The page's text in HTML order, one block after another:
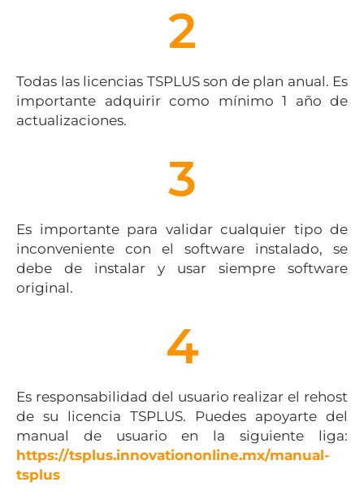
2
Todas las licencias TSPLUS son de plan anual. Es
importante adquirir como mínimo 1 año de
actualizaciones.
3
Es importante para validar cualquier tipo de
inconveniente con el software instalado, se
debe de instalar y usar siempre software
original.
4
Es responsabilidad del usuario realizar el rehost
de su licencia TSPLUS. Puedes apoyarte del
manual de usuario en la siguiente liga:
https://tsplus.innovationonline.mx/manual-
tsplus